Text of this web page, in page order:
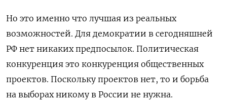
Но это именно что лучшая из реальных
возможностей. Для демократии в сегодняшней
РФ нет никаких предпосылок. Политическая
конкуренция это конкуренция общественных
проектов. Поскольку проектов нет, то и борьба
на выборах никому в России не нужна.